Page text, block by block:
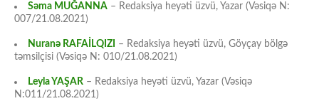
Səma MUĞANNA – Redaksiya heyəti üzvü, Yazar (Vəsiqə N:
007/21.08.2021)
Nuranə RAFAİLQIZI
– Redaksiya heyəti üzvü, Göyçay bölgə
təmsilçisi (Vəsiqə N: 010/21.08.2021)
Leyla YAŞAR – Redaksiya heyəti üzvü, Yazar (Vəsiqə
N:011/21.08.2021)